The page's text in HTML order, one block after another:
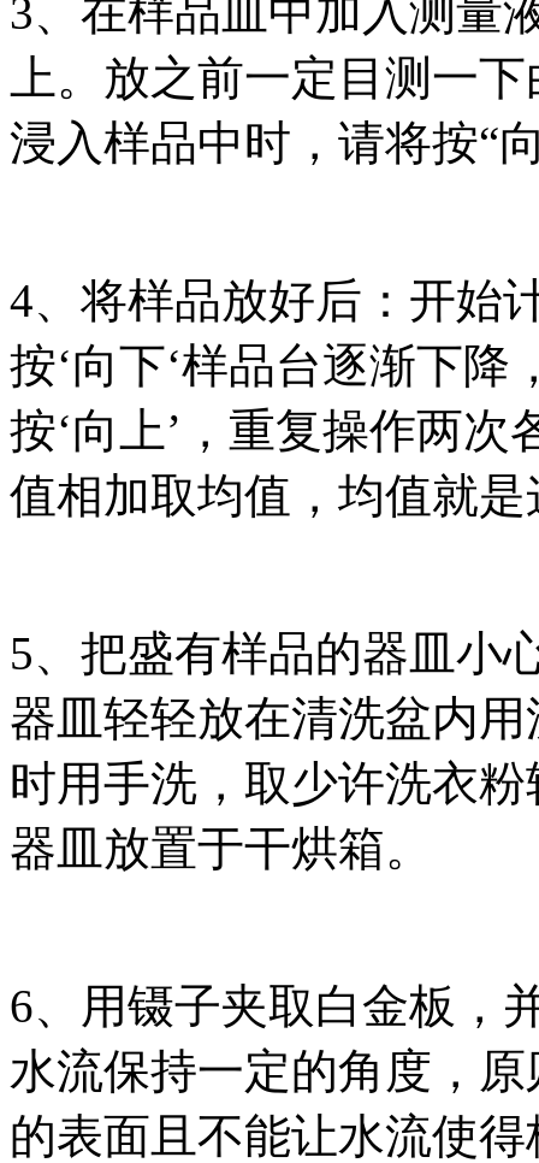
3、在样品皿中加入测量
上。放之前一定目测一
浸入样品中时，请将按“
4、将样品放好后：开始
按‘向下‘样品台逐渐下
按‘向上’，重复操作两
值相加取均值，均值就
5、把盛有样品的器皿小
器皿轻轻放在清洗盆内
时用手洗，取少许洗衣
器皿放置于干烘箱。
6、用镊子夹取白金板，
水流保持一定的角度，
的表面且不能让水流使